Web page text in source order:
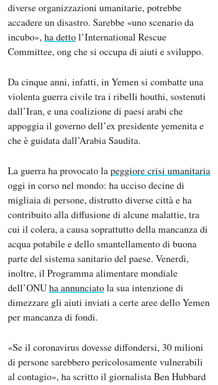
diverse organizzazioni umanitarie, potrebbe
accadere un disastro. Sarebbe «uno scenario da
incubo», ha dettol’International Rescue
Committee, ong che si occupa di aiuti e sviluppo.
Da cinque anni, infatti, in Yemen si combatte una
violenta guerra civile tra i ribelli houthi, sostenuti
dall’Iran, e una coalizione di paesi arabi che
appoggia il governo dell’ex presidente yemenita e
che è guidata dall’Arabia Saudita.
La guerra ha provocato lapeggiore crisi umanitaria
oggi in corso nel mondo: ha ucciso decine di
migliaia di persone, distrutto diverse città e ha
contribuito alla diffusione di alcune malattie, tra
cui il colera, a causa soprattutto della mancanza di
acqua potabile e dello smantellamento di buona
parte del sistema sanitario del paese. Venerdì,
inoltre, il Programma alimentare mondiale
dell’ONUha annunciatola sua intenzione di
dimezzare gli aiuti inviati a certe aree dello Yemen
per mancanza di fondi.
«Se il coronavirus dovesse diffondersi, 30 milioni
di persone sarebbero pericolosamente vulnerabili
al contagio», ha scritto il giornalista Ben Hubbard